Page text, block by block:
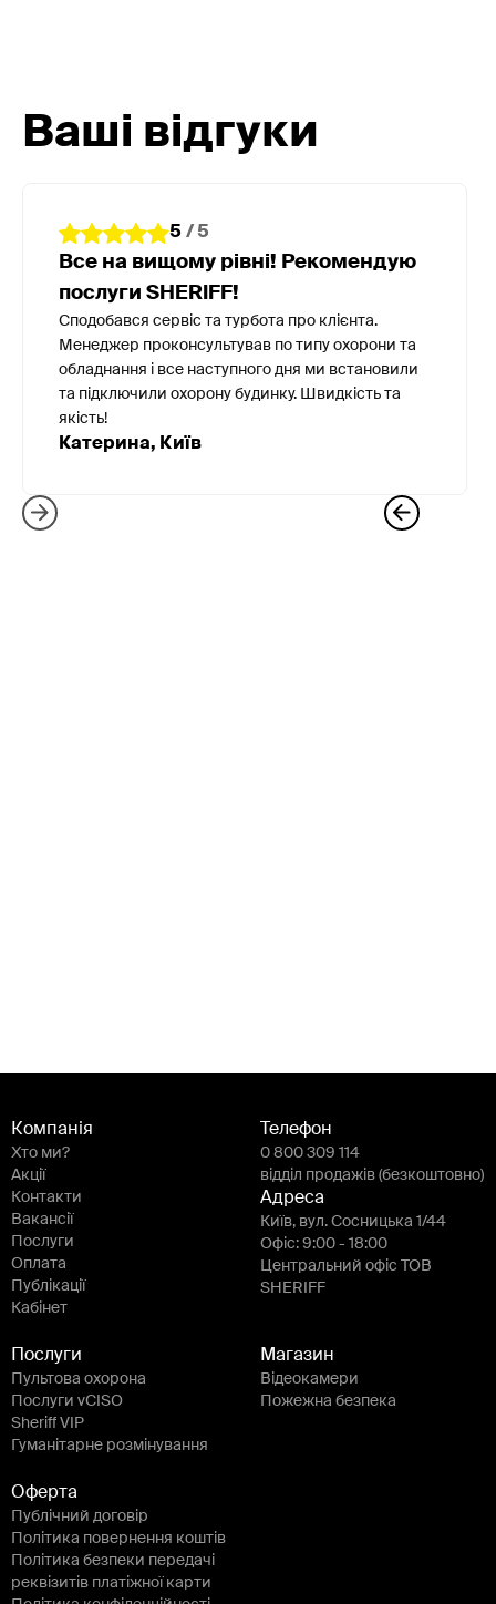
Ваші відгуки
5 / 5
Все на вищому рівні! Рекомендую
послуги SHERIFF!
Сподобався сервіс та турбота про клієнта.
Менеджер проконсультував по типу охорони та
обладнання і все наступного дня ми встановили
та підключили охорону будинку. Швидкість та
якість!
Катерина, Київ
Компанія
Хто ми?
Акції
Контакти
Вакансії
Послуги
Оплата
Публікації
Кабінет
Телефон
0 800 309 114
відділ продажів (безкоштовно)
Адреса
Київ, вул. Сосницька 1/44
Офіс: 9:00 - 18:00
Центральний офіс ТОВ
SHERIFF
Послуги
Пультова охорона
Послуги vCISO
Sheriff VIP
Гуманітарне розмінування
Магазин
Відеокамери
Пожежна безпека
Оферта
Публічний договір
Політика повернення коштів
Політика безпеки передачі
реквізитів платіжної карти